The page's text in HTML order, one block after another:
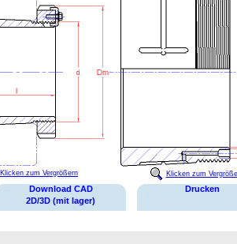
Klicken zum Vergrößern Klicken zum
Download CAD
2D/3D (mit lager)
Drucken